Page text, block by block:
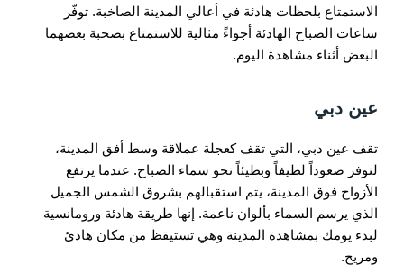
الاستمتاع بلحظات هادئة في أعالي المدينة الصاخبة. توفّر
ساعات الصباح الهادئة أجواءً مثالية للاستمتاع بصحبة بعضهما
البعض أثناء مشاهدة اليوم.
عين دبي
تقف عين دبي، التي تقف كعجلة عملاقة وسط أفق المدينة،
لتوفر صعوداً لطيفاً وبطيئاً نحو سماء الصباح. عندما يرتفع
الأزواج فوق المدينة، يتم استقبالهم بشروق الشمس الجميل
الذي يرسم السماء بألوان ناعمة. إنها طريقة هادئة ورومانسية
لبدء يومك بمشاهدة المدينة وهي تستيقظ من مكان هادئ
ومريح.